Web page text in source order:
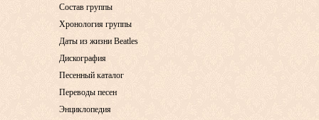
Состав группы
Хронология группы
Даты из жизни Beatles
Дискография
Песенный каталог
Переводы песен
Энциклопедия